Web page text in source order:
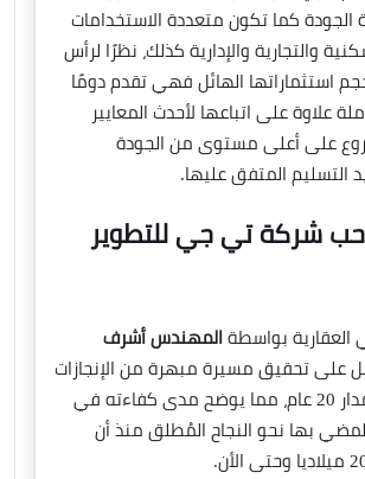
الجودة كما تكون متعددة الاستخدامات
والتجارية والإدارية كذلك، نظرًا لرأس
استثماراتها الهائل فهي تقدم دومًا
علاوة على اتباعها لأحدث المعايير
على أعلى مستوى من الجودة
التسليم المتفق عليها.
شركة تي جي للتطوير
العقارية بواسطة
المهندس أشرف
على تحقيق مسيرة مبهرة من الإنجازات
المتتالية على مدار 20 عام، مما يوضح مدى كفاءته في
بها نحو النجاح المُطلق منذ أن